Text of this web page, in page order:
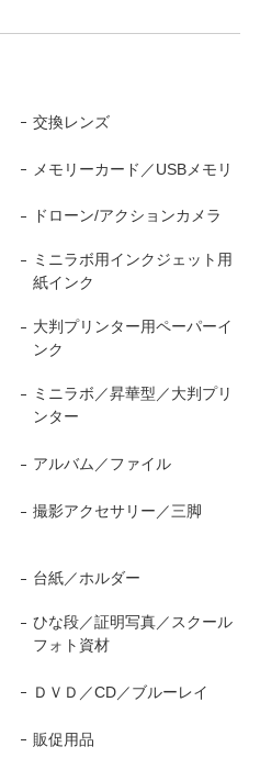
交換レンズ
メモリーカード／USBメモリ
ドローン/アクションカメラ
ミニラボ用インクジェット用
紙インク
大判プリンター用ペーパーイ
ンク
ミニラボ／昇華型／大判プリ
ンター
アルバム／ファイル
撮影アクセサリー／三脚
台紙／ホルダー
ひな段／証明写真／スクール
フォト資材
ＤＶＤ／CD／ブルーレイ
販促用品